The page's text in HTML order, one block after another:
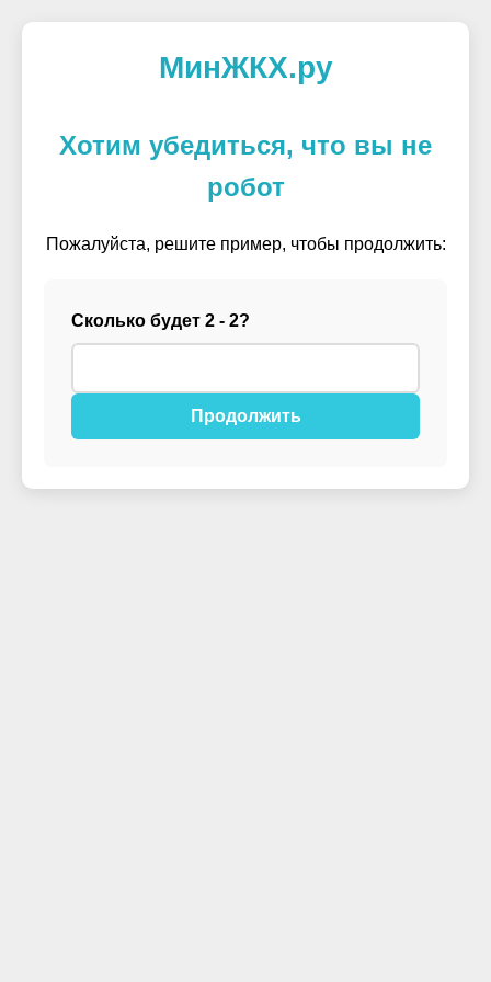
МинЖКХ.ру
Хотим убедиться, что вы не
робот
Пожалуйста, решите пример, чтобы продолжить:
Сколько будет 2 - 2?
Продолжить